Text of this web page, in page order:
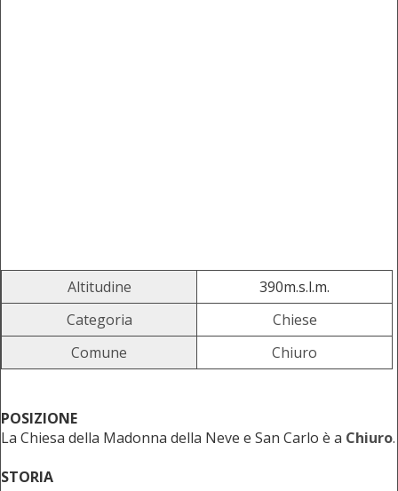
Altitudine
390m.s.l.m.
Categoria
Chiese
Comune
Chiuro
POSIZIONE
La Chiesa della Madonna della Neve e San Carlo è a Chiuro.
STORIA